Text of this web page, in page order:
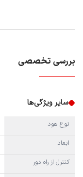
بررسی تخصصی
سایر ویژگی‌ها
نوع هود
ابعاد
کنترل از راه دور